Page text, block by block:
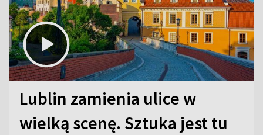
Lublin zamienia ulice w
wielką scenę. Sztuka jest tu